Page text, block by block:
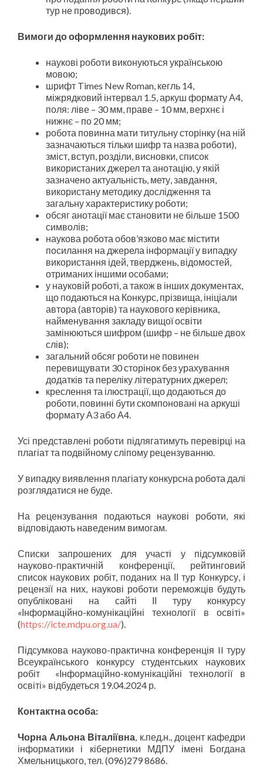
тур не проводився).
Вимоги до оформлення наукових робіт:
наукові роботи виконуються українською
мовою;
шрифт Times New Roman, кегль 14,
міжрядковий інтервал 1.5, аркуш формату А4,
поля: ліве – 30 мм, праве – 10 мм, верхнє і
нижнє – по 20 мм;
робота повинна мати титульну сторінку (на ній
зазначаються тільки шифр та назва роботи),
зміст, вступ, розділи, висновки, список
використаних джерел та анотацію, у якій
зазначено актуальність, мету, завдання,
використану методику дослідження та
загальну характеристику роботи;
обсяг анотації має становити не більше 1500
символів;
наукова робота обов’язково має містити
посилання на джерела інформації у випадку
використання ідей, тверджень, відомостей,
отриманих іншими особами;
у науковій роботі, а також в інших документах,
що подаються на Конкурс, прізвища, ініціали
автора (авторів) та наукового керівника,
найменування закладу вищої освіти
замінюються шифром (шифр – не більше двох
слів);
загальний обсяг роботи не повинен
перевищувати 30 сторінок без урахування
додатків та переліку літературних джерел;
креслення та ілюстрації, що додаються до
роботи, повинні бути скомпоновані на аркуші
формату А3 або А4.
Усі представлені роботи підлягатимуть перевірці на
плагіат та подвійному сліпому рецензуванню.
У випадку виявлення плагіату конкурсна робота далі
розглядатися не буде.
На рецензування подаються наукові роботи, які
відповідають наведеним вимогам.
Списки запрошених для участі у підсумковій
науково-практичній конференції, рейтинговий
список наукових робіт, поданих на ІІ тур Конкурсу, і
рецензії на них, наукові роботи переможців будуть
опубліковані на сайті ІІ туру конкурсу
«Інформаційно-комунікаційні технології в освіті»
(https://icte.mdpu.org.ua/).
Підсумкова науково-практична конференція II туру
Всеукраїнського конкурсу студентських наукових
робіт «Інформаційно-комунікаційні технології в
освіті» відбудеться 19.04.2024 р.
Контактна особа:
Чорна Альона Віталіївна, к.пед.н., доцент кафедри
інформатики і кібернетики МДПУ імені Богдана
Хмельницького, тел. (096)279 8686.